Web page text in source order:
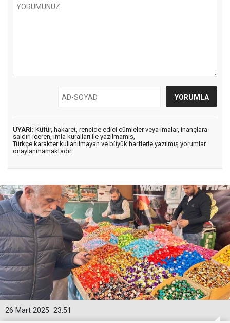
UYARI: Küfür, hakaret, rencide edici cümleler veya imalar, inançlara
saldırı içeren, imla kuralları ile yazılmamış,
Türkçe karakter kullanılmayan ve büyük harflerle yazılmış yorumlar
onaylanmamaktadır.
23:51
26 Mart 2025